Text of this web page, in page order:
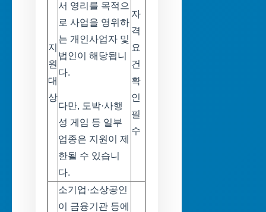
지
원
대
상
서 영리를 목적으
로 사업을 영위하
는 개인사업자 및
법인이 해당됩니
다.
다만, 도박·사행
성 게임 등 일부
업종은 지원이 제
한될 수 있습니
다.
자
격
요
건
확
인
필
수
소기업·소상공인
이 금융기관 등에